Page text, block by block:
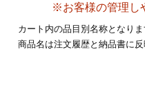
印刷
カード印刷
※お客様の管理し
カート内の品目別名称となりま
商品名は注文履歴と納品書に反